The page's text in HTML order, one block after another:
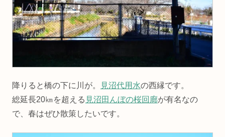
降りると橋の下に川が。 見沼代用水の西縁です。
総延長20㎞を超える 見沼田んぼの桜回廊が有名なの
で、春はぜひ散策したいです。